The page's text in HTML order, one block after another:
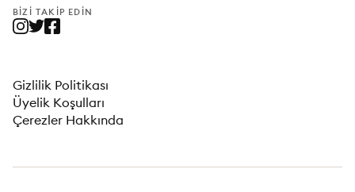
BIZI TAKIP EDIN
Gizlilik Politikası
Üyelik Koşulları
Çerezler Hakkında